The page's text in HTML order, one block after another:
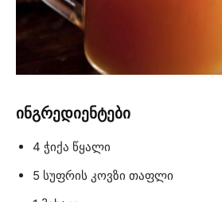
ინგრედიენტები
4 ჭიქა წყალი
5 სუფრის კოვზი თაფლი